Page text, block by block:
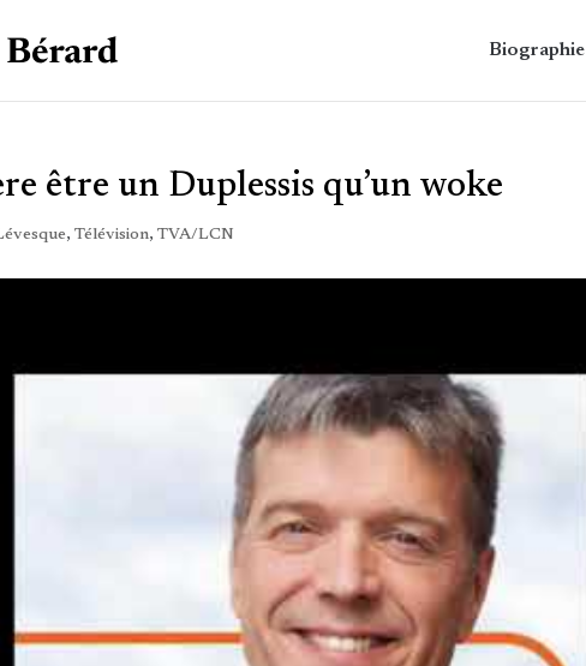
Biographie
être un Duplessis qu’un woke
,Télévision,TVA/LCN